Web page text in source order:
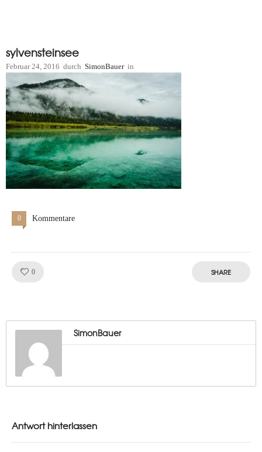
sylvensteinsee
Februar 24, 2016 durch SimonBauer in
0 Kommentare
0 SHARE
SimonBauer
Antwort hinterlassen